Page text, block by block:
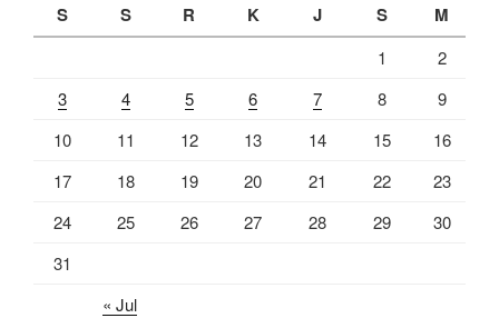
S S R K J S M
1
2
3
4 5 6 7 8
9
10
11 12 13 14 15
16
17
18 19 20 21 22
23
24
25 26 27 28 29
30
31
« Jul